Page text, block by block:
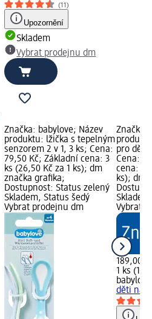
(11)
Upozornění
Skladem
Vybrat prodejnu dm
Značka: babylove; Název
produktu: lžička s tepelným
senzorem 2 v 1, 3 ks; Cena:
79,50 Kč; Základní cena: 3
ks (26,50 Kč za 1 ks); dm
značka grafika;
Dostupnost: Status zelený
Skladem, Status šedý
Vybrat prodejnu dm
Značka:
pro děti
Cena:
cena: 1
ks); dm
Vybrat
189,00
1 ks
babylove
děti na